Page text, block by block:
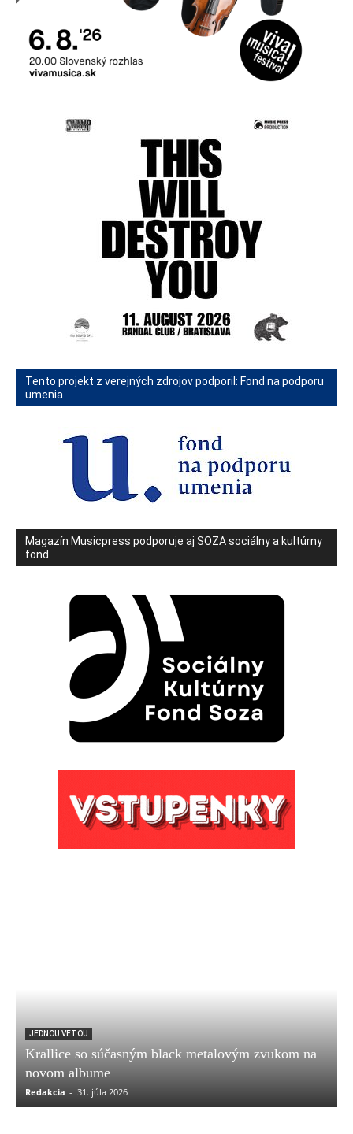
Tento projekt z verejných zdrojov podporil: Fond na podporu
umenia
Magazín Musicpress podporuje aj SOZA sociálny a kultúrny
fond
JEDNOU VETOU
Krallice so súčasným black metalovým zvukom na
novom albume
Redakcia - 31. júla 2026